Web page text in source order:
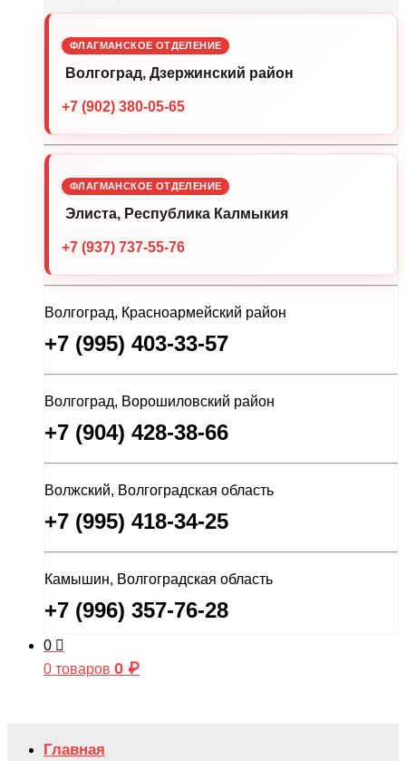
ФЛАГМАНСКОЕ ОТДЕЛЕНИЕ
Волгоград, Дзержинский район
+7 (902) 380-05-65
ФЛАГМАНСКОЕ ОТДЕЛЕНИЕ
Элиста, Республика Калмыкия
+7 (937) 737-55-76
Волгоград, Красноармейский район
+7 (995) 403-33-57
Волгоград, Ворошиловский район
+7 (904) 428-38-66
Волжский, Волгоградская область
+7 (995) 418-34-25
Камышин, Волгоградская область
+7 (996) 357-76-28
0
0 товаров 0 ₽
Главная